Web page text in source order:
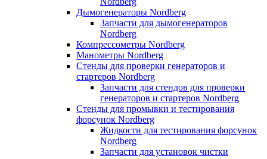
Дымогенераторы Nordberg
Запчасти для дымогенераторов
Nordberg
Компрессометры Nordberg
Манометры Nordberg
Стенды для проверки генераторов и
стартеров Nordberg
Запчасти для стендов для проверки
генераторов и стартеров Nordberg
Стенды для промывки и тестирования
форсунок Nordberg
Жидкости для тестирования форсунок
Nordberg
Запчасти для установок чистки